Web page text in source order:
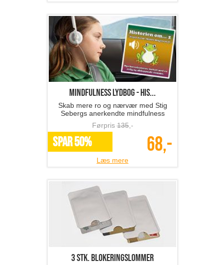
Mindfulness lydbog - His...
Skab mere ro og nærvær med Stig
Sebergs anerkendte mindfulness
børnefortællinger..
Førpris135,-
SPAR 50% 68,-
Læs mere
3 stk. blokeringslommer